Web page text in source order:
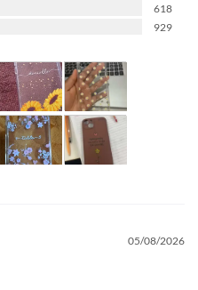
618
929
05/08/2026